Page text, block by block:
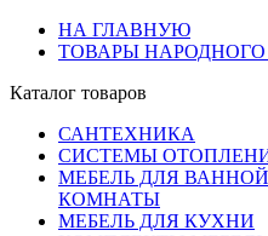
НА ГЛАВНУЮ
ТОВАРЫ
Каталог товаров
САНТЕХНИКА
СИСТЕМЫ
МЕБЕЛЬ ДЛЯ ВАННОЙ
КОМНАТЫ
МЕБЕЛЬ ДЛЯ КУХНИ